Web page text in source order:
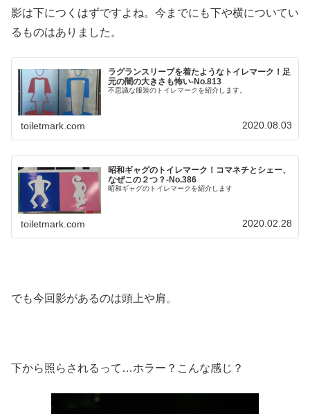
影は下につくはずですよね。今までにも下や横についてい
るものはありました。
ラグランスリーブを着たようなトイレマーク！足
元の闇の大きさも怖い‐No.813
不思議な服装のトイレマークを紹介します。
toiletmark.com 2020.08.03
昭和ギャグのトイレマーク！コマネチとシェー、
なぜこの２つ？‐No.386
昭和ギャグのトイレマークを紹介します
toiletmark.com 2020.02.28
でも今回影があるのは頭上や肩。
下から照らされるって…ホラー？こんな感じ？